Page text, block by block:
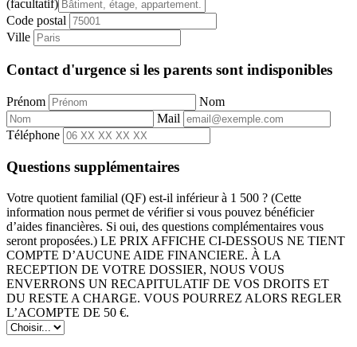
(facultatif)
Code postal
Ville
Contact d'urgence si les parents sont indisponibles
Prénom
Nom
Mail
Téléphone
Questions supplémentaires
Votre quotient familial (QF) est-il inférieur à 1 500 ? (Cette
information nous permet de vérifier si vous pouvez bénéficier
d’aides financières. Si oui, des questions complémentaires vous
seront proposées.) LE PRIX AFFICHE CI-DESSOUS NE TIENT
COMPTE D’AUCUNE AIDE FINANCIERE. À LA
RECEPTION DE VOTRE DOSSIER, NOUS VOUS
ENVERRONS UN RECAPITULATIF DE VOS DROITS ET
DU RESTE A CHARGE. VOUS POURREZ ALORS REGLER
L’ACOMPTE DE 50 €.